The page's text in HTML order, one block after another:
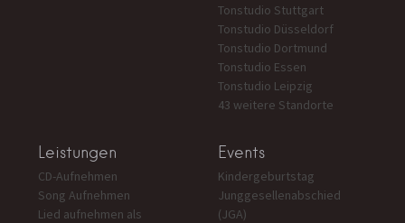
Tonstudio Stuttgart
Tonstudio Düsseldorf
Tonstudio Dortmund
Tonstudio Essen
Tonstudio Leipzig
43 weitere Standorte
Leistungen
CD-Aufnehmen
Song Aufnehmen
Lied aufnehmen als
Events
Kindergeburtstag
Junggesellenabschied
(JGA)